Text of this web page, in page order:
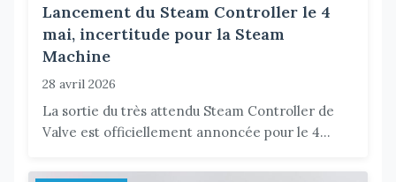
Lancement du Steam Controller le 4
mai, incertitude pour la Steam
Machine
28 avril 2026
La sortie du très attendu Steam Controller de
Valve est officiellement annoncée pour le 4...